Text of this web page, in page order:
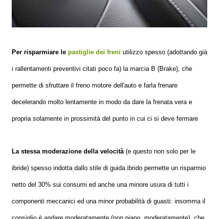
Per risparmiare le pastiglie dei freni utilizzo spesso (adottando già
i rallentamenti preventivi citati poco fa) la marcia B (Brake), che
permette di sfruttare il freno motore dell'auto e farla frenare
decelerando molto lentamente in modo da dare la frenata vera e
propria solamente in prossimità del punto in cui ci si deve fermare
La stessa moderazione della velocità(e questo non solo per le
ibride) spesso indotta dallo stile di guida ibrido permette un risparmio
netto del 30% sui consumi ed anche una minore usura di tutti i
componenti meccanici ed una minor probabilità di guasti: insomma il